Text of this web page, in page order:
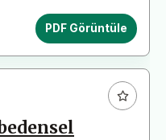
PDF Görüntüle